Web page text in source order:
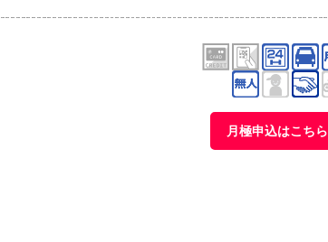
月極申込はこちら